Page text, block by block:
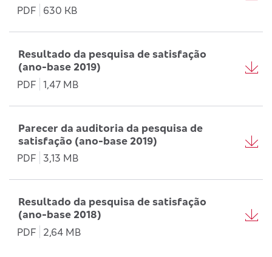
PDF
630 KB
Resultado da pesquisa de satisfação
(ano-base 2019)
PDF 1,47 MB
Parecer da auditoria da pesquisa de
satisfação (ano-base 2019)
PDF
3,13 MB
Resultado da pesquisa de satisfação
(ano-base 2018)
PDF
2,64 MB